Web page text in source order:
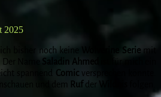
2025
bisher noch keine Seriemit
Name Saladin Ahmed
spannend Comicversprechen könnte.
und dem
Ruf der